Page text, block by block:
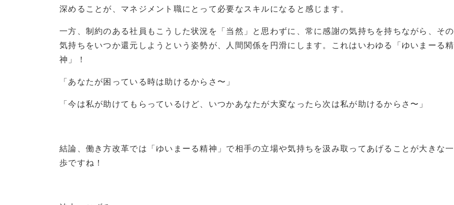
深めることが、マネジメント職にとって必要なスキルになると感じます。
一方、制約のある社員もこうした状況を「当然」と思わずに、常に感謝の気持ちを持ちながら、その
気持ちをいつか還元しようという姿勢が、人間関係を円滑にします。これはいわゆる「ゆいまーる精
神」！
「あなたが困っている時は助けるからさ〜」
「今は私が助けてもらっているけど、いつかあなたが大変なったら次は私が助けるからさ〜」
結論、働き方改革では「ゆいまーる精神」で相手の立場や気持ちを汲み取ってあげることが大きな一
歩ですね！